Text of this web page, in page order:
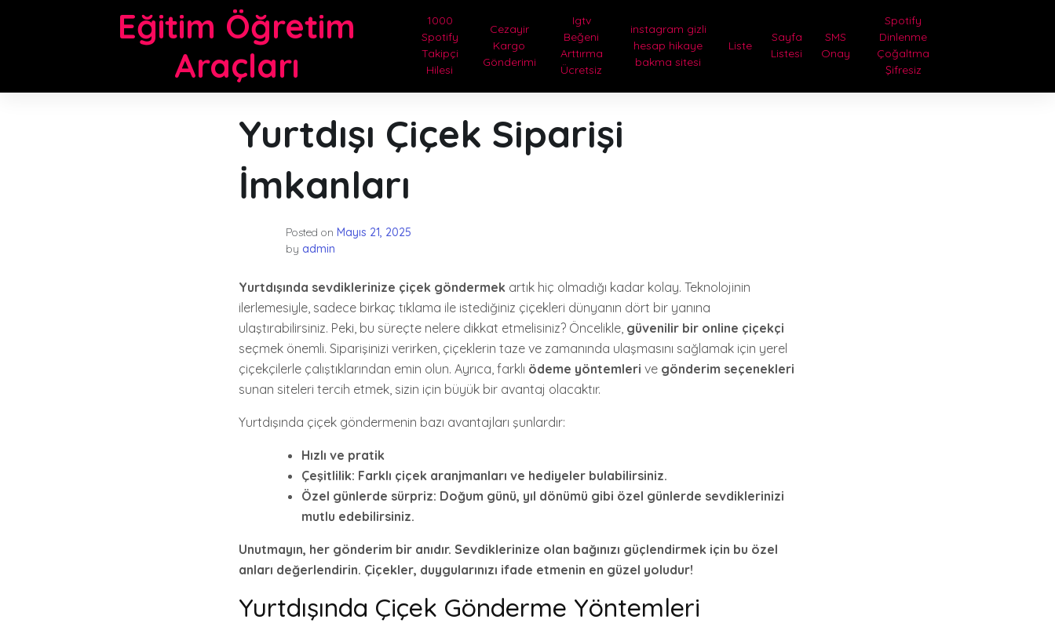
Eğitim Öğretim
Araçları
1000
Spotify
Takipçi
Hilesi
Cezayir
Kargo
Gönderimi
Igtv
Beğeni
Arttırma
Ücretsiz
instagram gizli
hesap hikaye
bakma sitesi
Liste
Sayfa
Listesi
SMS
Onay
Spotify
Dinlenme
Çoğaltma
Şifresiz
Yurtdışı Çiçek Siparişi
İmkanları
Posted on Mayıs 21, 2025
by admin
Yurtdışında sevdiklerinize çiçek göndermek artık hiç olmadığı kadar kolay. Teknolojinin
ilerlemesiyle, sadece birkaç tıklama ile istediğiniz çiçekleri dünyanın dört bir yanına
ulaştırabilirsiniz. Peki, bu süreçte nelere dikkat etmelisiniz? Öncelikle, güvenilir bir online çiçekçi
seçmek önemli. Siparişinizi verirken, çiçeklerin taze ve zamanında ulaşmasını sağlamak için yerel
çiçekçilerle çalıştıklarından emin olun. Ayrıca, farklı ödeme yöntemleri ve gönderim seçenekleri
sunan siteleri tercih etmek, sizin için büyük bir avantaj olacaktır.
Yurtdışında çiçek göndermenin bazı avantajları şunlardır:
Hızlı ve pratik
Çeşitlilik: Farklı çiçek aranjmanları ve hediyeler bulabilirsiniz.
Özel günlerde sürpriz: Doğum günü, yıl dönümü gibi özel günlerde sevdiklerinizi
mutlu edebilirsiniz.
Unutmayın, her gönderim bir anıdır. Sevdiklerinize olan bağınızı güçlendirmek için bu özel
anları değerlendirin. Çiçekler, duygularınızı ifade etmenin en güzel yoludur!
Yurtdışında Çiçek Gönderme Yöntemleri